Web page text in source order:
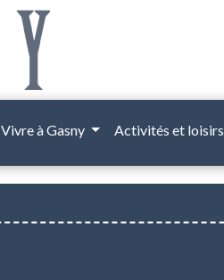
Vivre à Gasny Activités et loisirs